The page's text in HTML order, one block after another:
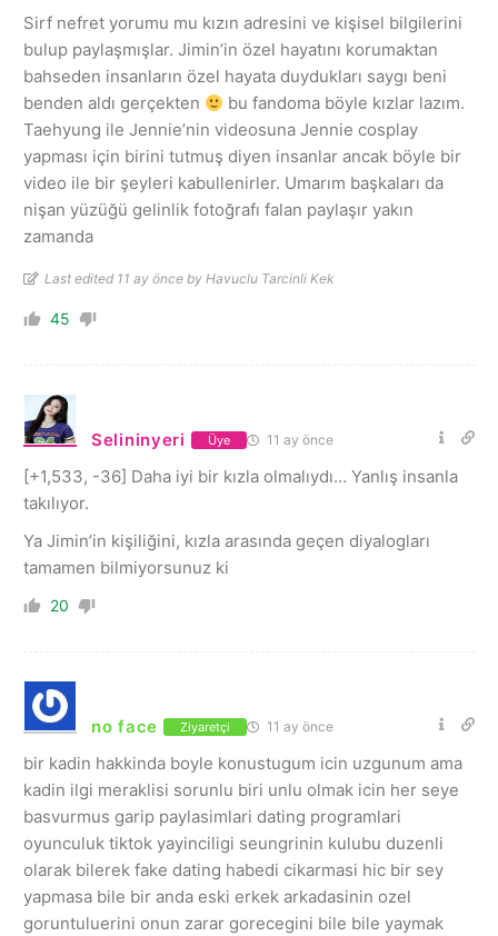
Sirf nefret yorumu mu kızın adresini ve kişisel bilgilerini
bulup paylaşmışlar. Jimin’in özel hayatını korumaktan
bahseden insanların özel hayata duydukları saygı beni
benden aldı gerçekten
bu fandoma böyle kızlar lazım.
Taehyung ile Jennie’nin videosuna Jennie cosplay
yapması için birini tutmuş diyen insanlar ancak böyle bir
video ile bir şeyleri kabullenirler. Umarım başkaları da
nişan yüzüğü gelinlik fotoğrafı falan paylaşır yakın
zamanda
Last edited 11 ay önce by Havuclu Tarcinli Kek
45
Selininyeri Üye 11 ay önce
[+1,533, -36] Daha iyi bir kızla olmalıydı… Yanlış insanla
takılıyor.
Ya Jimin’in kişiliğini, kızla arasında geçen diyalogları
tamamen bilmiyorsunuz ki
20
no face Ziyaretçi 11 ay önce
bir kadin hakkinda boyle konustugum icin uzgunum ama
kadin ilgi meraklisi sorunlu biri unlu olmak icin her seye
basvurmus garip paylasimlari dating programlari
oyunculuk tiktok yayinciligi seungrinin kulubu duzenli
olarak bilerek fake dating habedi cikarmasi hic bir sey
yapmasa bile bir anda eski erkek arkadasinin ozel
goruntuluerini onun zarar gorecegini bile bile yaymak